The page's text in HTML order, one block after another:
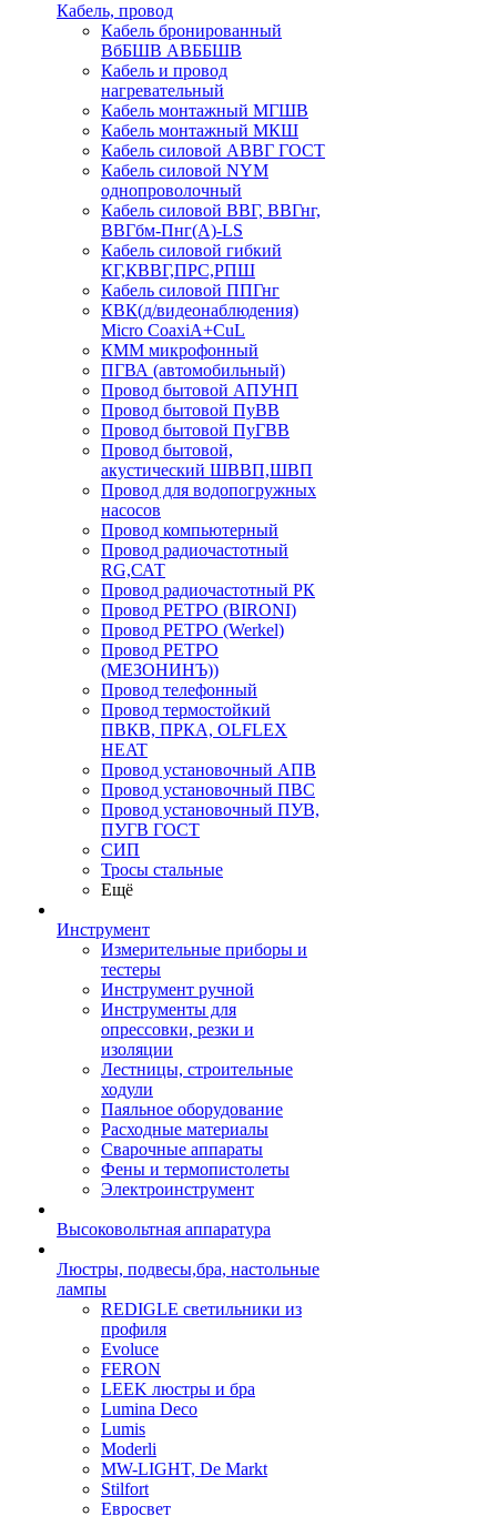
Кабель, провод
Кабель бронированный
ВбБШВ АВББШВ
Кабель и провод
нагревательный
Кабель монтажный МГШВ
Кабель монтажный МКШ
Кабель силовой АВВГ ГОСТ
Кабель силовой NYM
однопроволочный
Кабель силовой ВВГ, ВВГнг,
ВВГбм-Пнг(А)-LS
Кабель силовой гибкий
КГ,КВВГ,ПРС,РПШ
Кабель силовой ППГнг
КВК(д/видеонаблюдения)
Micro CoaxiA+CuL
КММ микрофонный
ПГВА (автомобильный)
Провод бытовой АПУНП
Провод бытовой ПуВВ
Провод бытовой ПуГВВ
Провод бытовой,
акустический ШВВП,ШВП
Провод для водопогружных
насосов
Провод компьютерный
Провод радиочастотный
RG,САТ
Провод радиочастотный РК
Провод РЕТРО (BIRONI)
Провод РЕТРО (Werkel)
Провод РЕТРО
(МЕЗОНИНЪ))
Провод телефонный
Провод термостойкий
ПВКВ, ПРКА, OLFLEX
HEAT
Провод установочный АПВ
Провод установочный ПВС
Провод установочный ПУВ,
ПУГВ ГОСТ
СИП
Тросы стальные
Ещё
Инструмент
Измерительные приборы и
тестеры
Инструмент ручной
Инструменты для
опрессовки, резки и
изоляции
Лестницы, строительные
ходули
Паяльное оборудование
Расходные материалы
Сварочные аппараты
Фены и термопистолеты
Электроинструмент
Высоковольтная аппаратура
Люстры, подвесы,бра, настольные
лампы
REDIGLE светильники из
профиля
Evoluce
FERON
LEEK люстры и бра
Lumina Deco
Lumis
Moderli
MW-LIGHT, De Markt
Stilfort
Евросвет